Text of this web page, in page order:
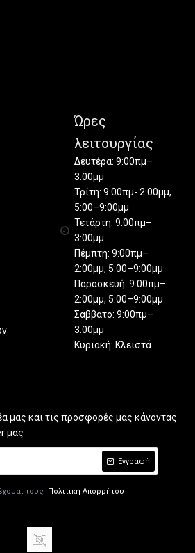
Ώρες
λειτουργίας
Δευτέρα: 9:00πμ–
3:00μμ
Τρίτη: 9:00πμ- 2:00μμ,
5:00–9:00μμ
Τετάρτη: 9:00πμ–
3:00μμ
Πέμπτη: 9:00πμ–
2:00μμ, 5:00–9:00μμ
Παρασκευή: 9:00πμ–
2:00μμ, 5:00–9:00μμ
Σάββατο: 9:00πμ–
3:00μμ
Κυριακή: Κλειστά
μας και τις προσφορές μας κάνοντας
μας
Εγγραφή
τους Πολιτική Απορρήτου